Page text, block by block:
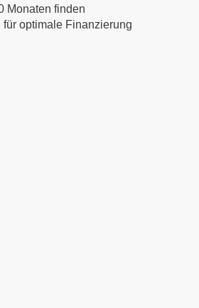
Monaten finden
optimale Finanzierung